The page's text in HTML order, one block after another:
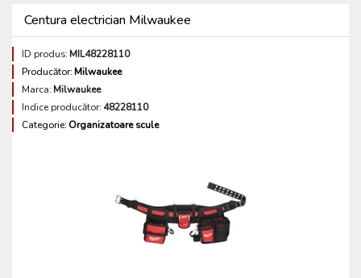
Centura electrician Milwaukee
ID produs:MIL48228110
Producător:Milwaukee
Marca:Milwaukee
Indice producător: 48228110
Categorie: Organizatoare scule